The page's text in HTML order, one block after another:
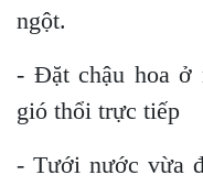
ngột.
- Đặt chậu hoa ở
gió thổi trực tiếp
- Tưới nước vừa